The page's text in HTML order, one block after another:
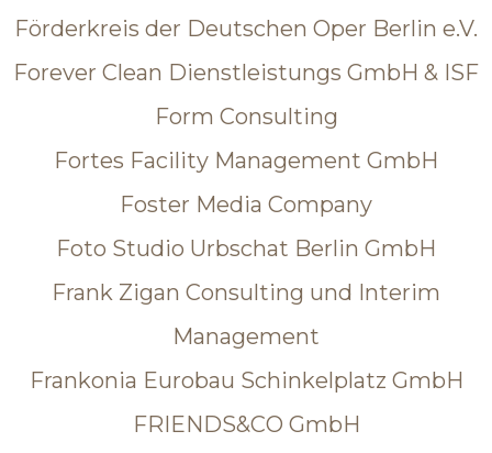
Förderkreis der Deutschen Oper Berlin e.V.
Forever Clean Dienstleistungs GmbH & ISF
Form Consulting
Fortes Facility Management GmbH
Foster Media Company
Foto Studio Urbschat Berlin GmbH
Frank Zigan Consulting und Interim
Management
Frankonia Eurobau Schinkelplatz GmbH
FRIENDS&CO GmbH